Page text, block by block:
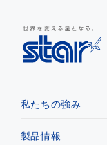
私たちの強み
製品情報